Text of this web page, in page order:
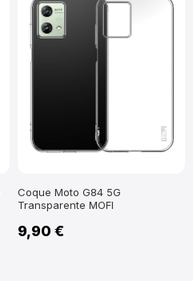
Coque Moto G84 5G
Transparente MOFI
9,90 €